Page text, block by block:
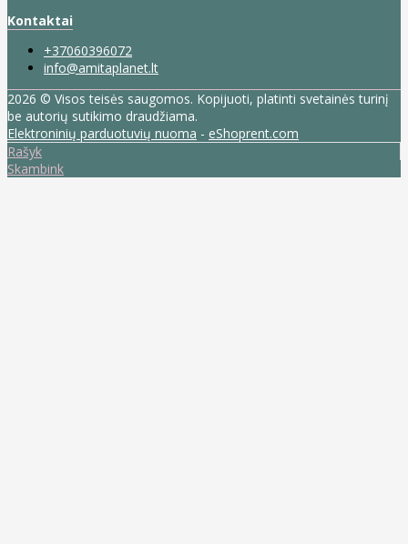
Kontaktai
+37060396072
info@amitaplanet.lt
2026 © Visos teisės saugomos. Kopijuoti, platinti svetainės turinį
be autorių sutikimo draudžiama.
Elektroninių parduotuvių nuoma - eShoprent.com
Rašyk
Skambink